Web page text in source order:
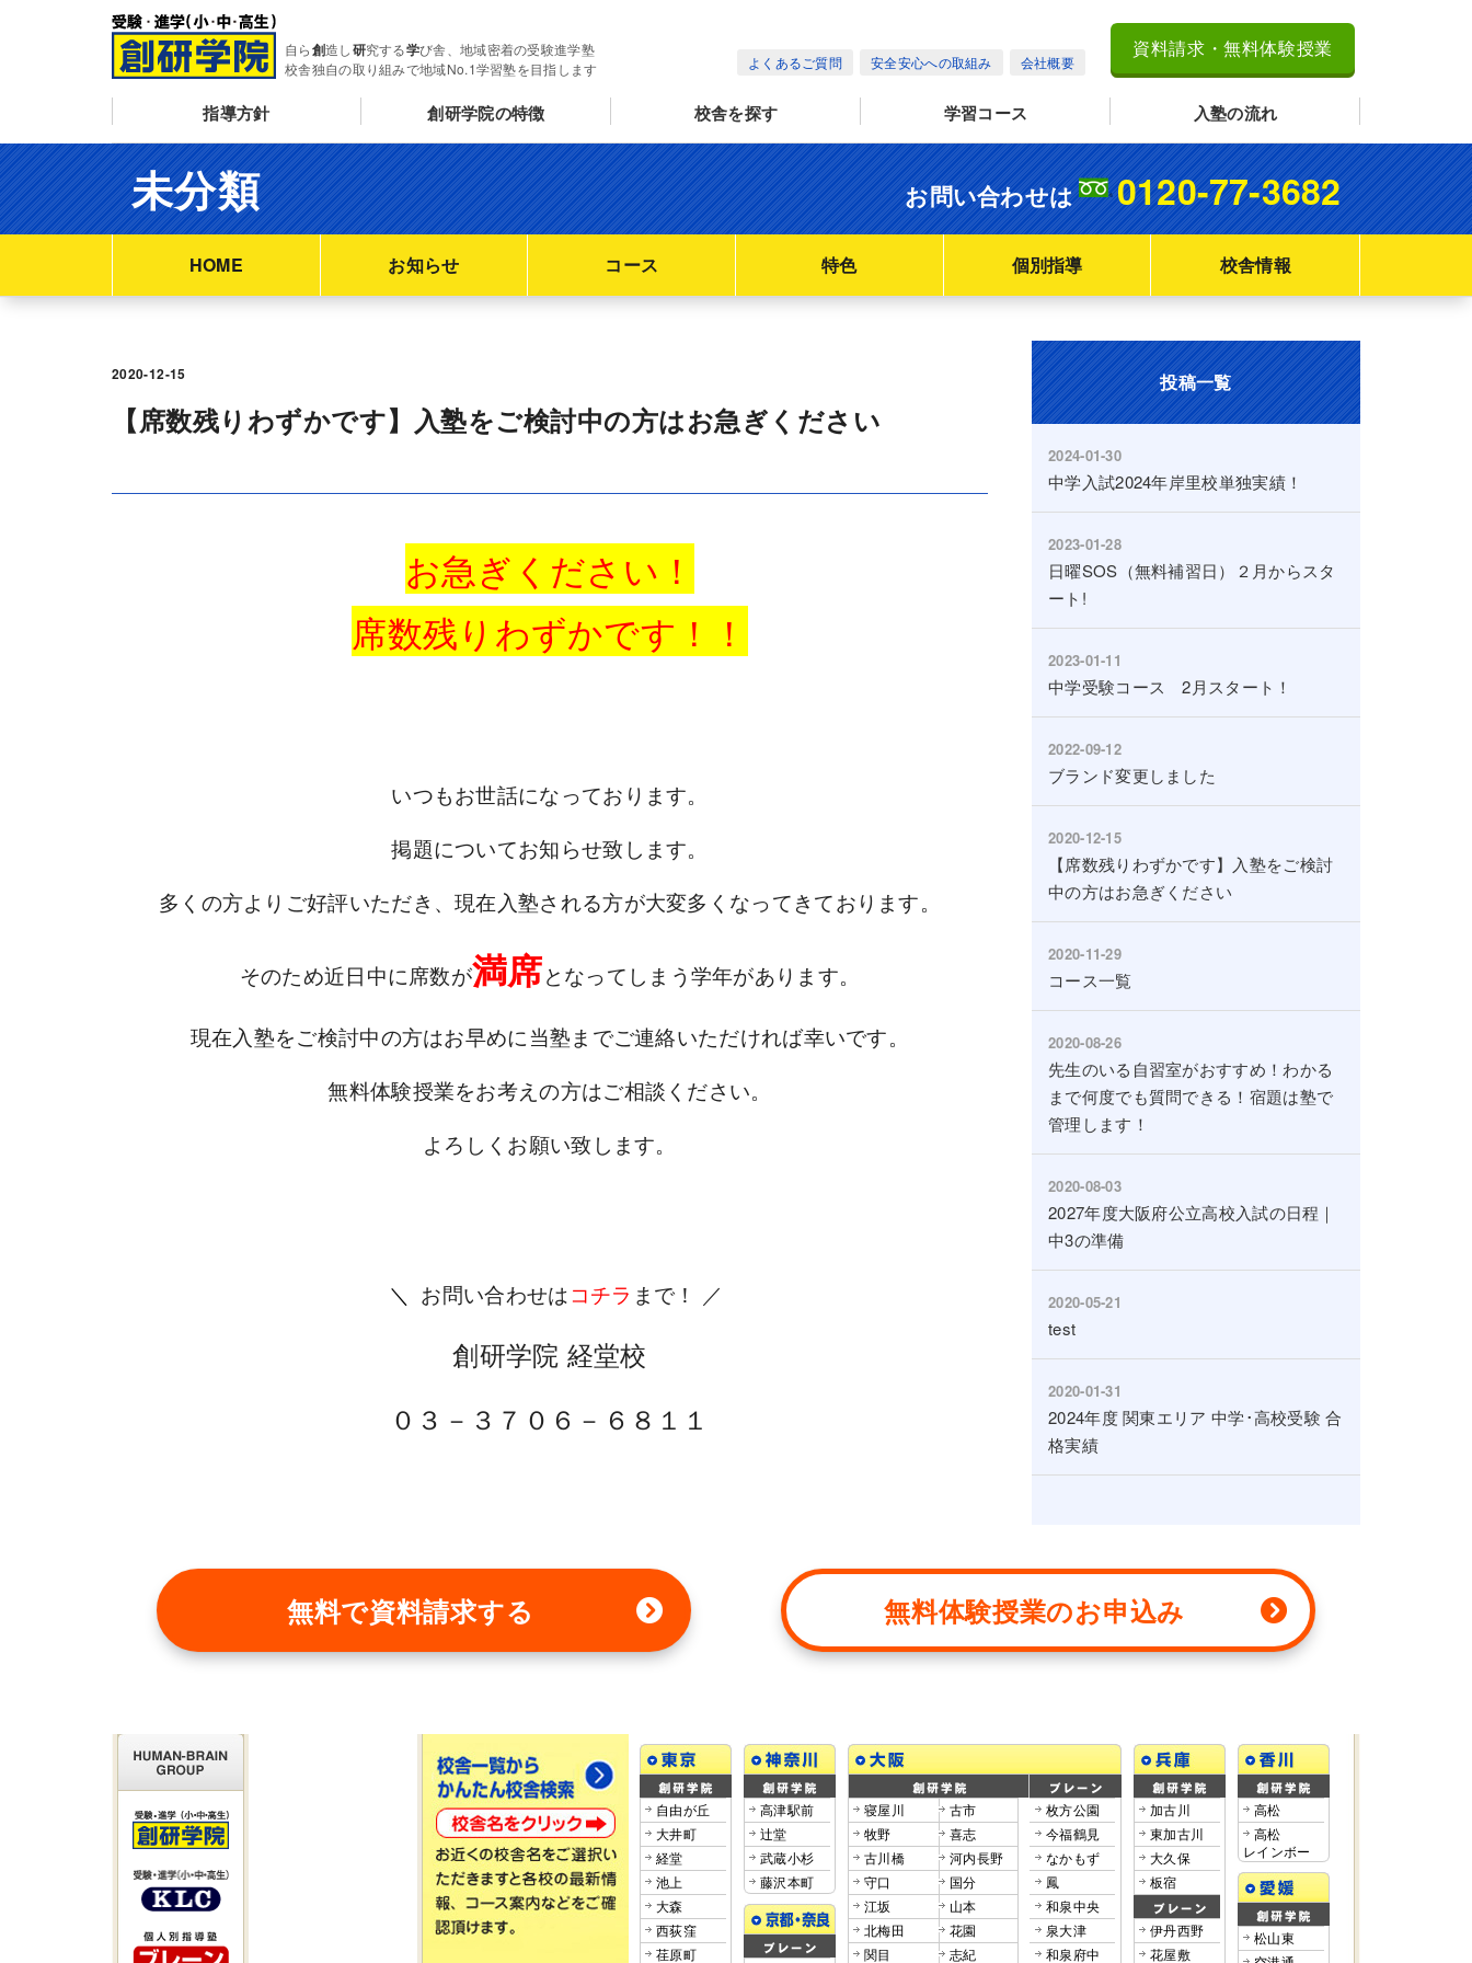
自ら創造し研究する学び舎、地域密着の受験進学塾
校舎独自の取り組みで地域No.1学習塾を目指します
よくあるご質問 安全安心への取組み 会社概要
資料請求・無料体験授業
指導方針 創研学院の特徴 校舎を探す 学習コース 入塾の流れ
未分類 お問い合わせは 0120-77-3682
HOME お知らせ コース 特色 個別指導 校舎情報
2020-12-15
【席数残りわずかです】入塾をご検討中の方はお急ぎください
お急ぎください！
席数残りわずかです！！
いつもお世話になっております。
掲題についてお知らせ致します。
多くの方よりご好評いただき、現在入塾される方が大変多くなってきております。
そのため近日中に席数が満席となってしまう学年があります。
現在入塾をご検討中の方はお早めに当塾までご連絡いただければ幸いです。
無料体験授業をお考えの方はご相談ください。
よろしくお願い致します。
＼ お問い合わせはコチラ まで！ ／
創研学院 経堂校
０３－３７０６－６８１１
投稿一覧
2024-01-30
中学入試2024年岸里校単独実績！
2023-01-28
日曜SOS（無料補習日）２月からスタ
ート!
2023-01-11
中学受験コース 2月スタート！
2022-09-12
ブランド変更しました
2020-12-15
【席数残りわずかです】入塾をご検討
中の方はお急ぎください
2020-11-29
コース一覧
2020-08-26
先生のいる自習室がおすすめ！わかる
まで何度でも質問できる！宿題は塾で
管理します！
2020-08-03
2027年度大阪府公立高校入試の日程｜
中3の準備
2020-05-21
test
2020-01-31
2024年度 関東エリア 中学･高校受験 合
格実績
無料で資料請求する 無料体験授業のお申込み
自由が丘
大井町
経堂
池上
大森
西荻窪
荏原町
高津駅前
辻堂
武蔵小杉
藤沢本町
寝屋川
牧野
古川橋
守口
江坂
北梅田
関目
古市
喜志
河内長野
国分
山本
花園
志紀
枚方公園
今福鶴見
なかもず
鳳
和泉中央
泉大津
和泉府中
加古川
東加古川
大久保
板宿
伊丹西野
花屋敷
高松
高松
レインボー
松山東